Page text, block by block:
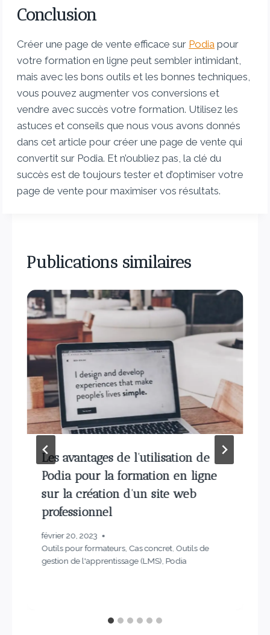
Conclusion
Créer une page de vente efficace sur Podia pour
votre formation en ligne peut sembler intimidant,
mais avec les bons outils et les bonnes techniques,
vous pouvez augmenter vos conversions et
vendre avec succès votre formation. Utilisez les
astuces et conseils que nous vous avons donnés
dans cet article pour créer une page de vente qui
convertit sur Podia. Et n’oubliez pas, la clé du
succès est de toujours tester et d’optimiser votre
page de vente pour maximiser vos résultats.
Publications similaires
Les avantages de l’utilisation de
Podia pour la formation en ligne
sur la création d’un site web
professionnel
février 20, 2023
Outils pour formateurs, Cas concret, Outils de
gestion de l'apprentissage (LMS) Podia